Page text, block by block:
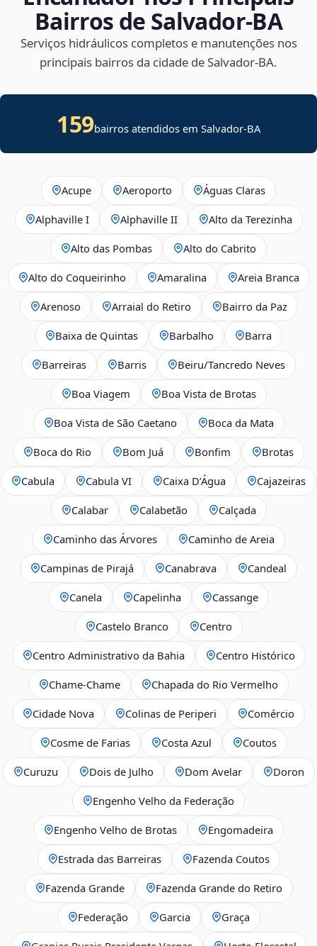
Bairros de Salvador‑BA
Serviços hidráulicos completos e manutenções nos
principais bairros da cidade de Salvador‑BA.
159bairros atendidos em Salvador-BA
Acupe Aeroporto Águas Claras
Alphaville I Alphaville II Alto da Terezinha
Alto das Pombas Alto do Cabrito
Alto do Coqueirinho Amaralina Areia Branca
Arenoso Arraial do Retiro Bairro da Paz
Baixa de Quintas Barbalho Barra
Barreiras Barris Beiru/Tancredo Neves
Boa Viagem Boa Vista de Brotas
Boa Vista de São Caetano Boca da Mata
Boca do Rio Bom Juá Bonfim Brotas
Cabula Cabula VI Caixa D’Água Cajazeiras
Calabar Calabetão Calçada
Caminho das Árvores Caminho de Areia
Campinas de Pirajá Canabrava Candeal
Canela Capelinha Cassange
Castelo Branco Centro
Centro Administrativo da Bahia Centro Histórico
Chame-Chame Chapada do Rio Vermelho
Cidade Nova Colinas de Periperi Comércio
Cosme de Farias Costa Azul Coutos
Curuzu Dois de Julho Dom Avelar Doron
Engenho Velho da Federação
Engenho Velho de Brotas Engomadeira
Estrada das Barreiras Fazenda Coutos
Fazenda Grande Fazenda Grande do Retiro
Federação Garcia Graça